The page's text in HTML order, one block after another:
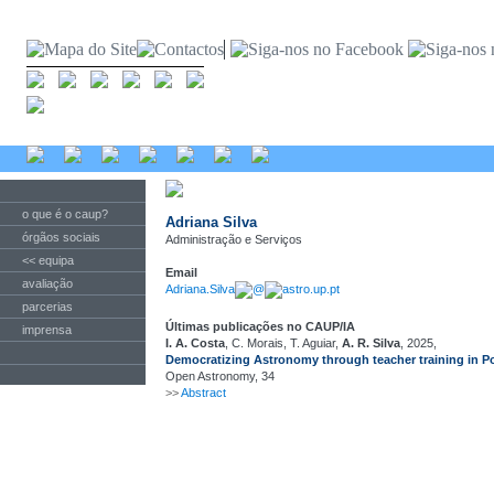
o que é o caup?
órgãos sociais
<< equipa
avaliação
parcerias
imprensa
Adriana Silva
Administração e Serviços
Email
Adriana.Silva
@ astro.up.pt
Últimas publicações no CAUP/IA
I. A. Costa , C. Morais, T. Aguiar, A. R. Silva , 2025,
Democratizing Astronomy through teacher training in
Open Astronomy, 34
>>Abstract